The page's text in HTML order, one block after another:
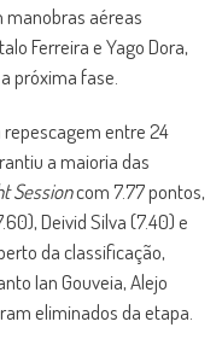
manobras aéreas
Ferreira e Yago Dora,
próxima fase.
entre 24
a maioria das
Sessioncom 7.77 pontos,
Deivid Silva (7.40) e
da classificação,
Ian Gouveia, Alejo
eliminados da etapa.